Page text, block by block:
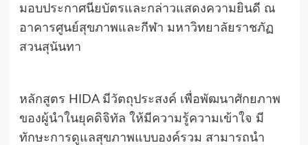
มอบประกาศนียบัตรและกล่าวแสดงความยินดี ณ
อาคารศูนย์สุขภาพและกีฬา มหาวิทยาลัยราชภัฏ
สวนสุนันทา
หลักสูตร HIDA มีวัตถุประสงค์ เพื่อพัฒนาศักยภาพ
ของผู้นำในยุคดิจิทัล ให้มีความรู้ความเข้าใจ มี
ทักษะการดูแลสุขภาพแบบองค์รวม สามารถนำ